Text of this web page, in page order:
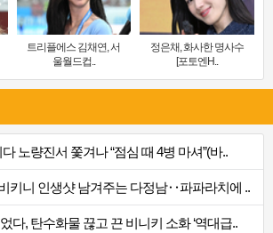
트리플에스 김채연, 서
울월드컵..
정은채, 화사한 명사수
[포토엔H..
노량진서 쫓겨나 “점심 때 4병 마셔”(바..
키니 인생샷 남겨주는 다정남‥파파라치에 ..
다, 탄수화물 끊고 끈 비니키 소화 ‘역대급..